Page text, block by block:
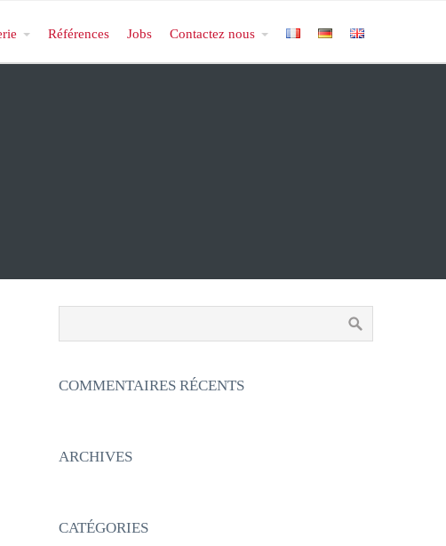
Références Jobs Contactez nous
COMMENTAIRES RÉCENTS
ARCHIVES
CATÉGORIES